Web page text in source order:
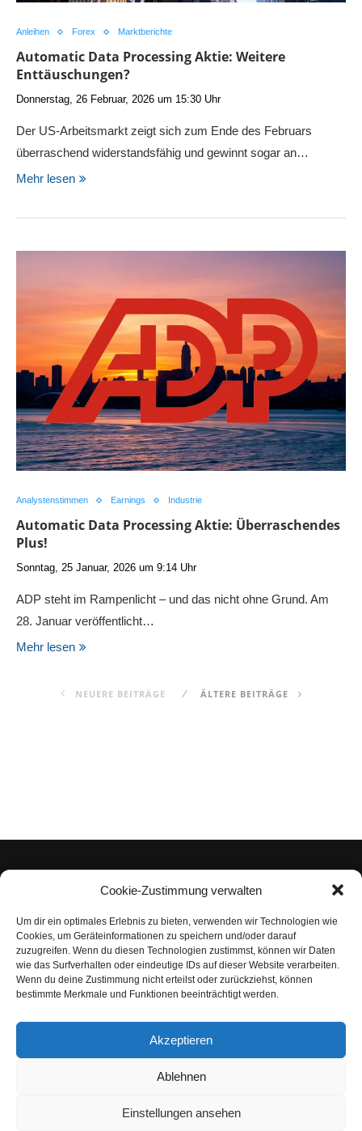
Cookie-Zustimmung verwalten
Um dir ein optimales Erlebnis zu bieten, verwenden wir Technologien wie
Cookies, um Geräteinformationen zu speichern und/oder darauf
zuzugreifen. Wenn du diesen Technologien zustimmst, können wir Daten
wie das Surfverhalten oder eindeutige IDs auf dieser Website verarbeiten.
Wenn du deine Zustimmung nicht erteilst oder zurückziehst, können
bestimmte Merkmale und Funktionen beeinträchtigt werden.
Akzeptieren
Ablehnen
Einstellungen ansehen
Anleihen Forex Marktberichte
Automatic Data Processing Aktie: Weitere
Enttäuschungen?
Donnerstag, 26 Februar, 2026 um 15:30 Uhr
Der US-Arbeitsmarkt zeigt sich zum Ende des Februars
überraschend widerstandsfähig und gewinnt sogar an…
Mehr lesen
Analystenstimmen Earnings Industrie
Automatic Data Processing Aktie: Überraschendes
Plus!
Sonntag, 25 Januar, 2026 um 9:14 Uhr
ADP steht im Rampenlicht – und das nicht ohne Grund. Am
28. Januar veröffentlicht…
Mehr lesen
NEUERE BEITRÄGE ÄLTERE BEITRÄGE
Impressum
Datenschutzerklärung
Nutzungsbedingungen | Haftungsausschluss
AGB